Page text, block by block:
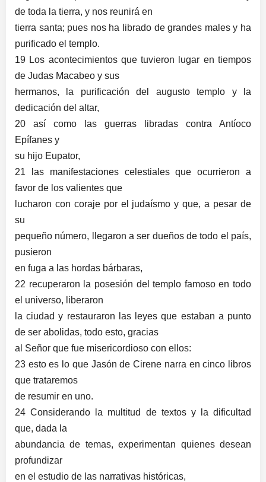
de toda la tierra, y nos reunirá en
tierra santa; pues nos ha librado de grandes males y ha
purificado el templo.
19 Los acontecimientos que tuvieron lugar en tiempos
de Judas Macabeo y sus
hermanos, la purificación del augusto templo y la
dedicación del altar,
20 así como las guerras libradas contra Antíoco
Epífanes y
su hijo Eupator,
21 las manifestaciones celestiales que ocurrieron a
favor de los valientes que
lucharon con coraje por el judaísmo y que, a pesar de
su
pequeño número, llegaron a ser dueños de todo el país,
pusieron
en fuga a las hordas bárbaras,
22 recuperaron la posesión del templo famoso en todo
el universo, liberaron
la ciudad y restauraron las leyes que estaban a punto
de ser abolidas, todo esto, gracias
al Señor que fue misericordioso con ellos:
23 esto es lo que Jasón de Cirene narra en cinco libros
que trataremos
de resumir en uno.
24 Considerando la multitud de textos y la dificultad
que, dada la
abundancia de temas, experimentan quienes desean
profundizar
en el estudio de las narrativas históricas,